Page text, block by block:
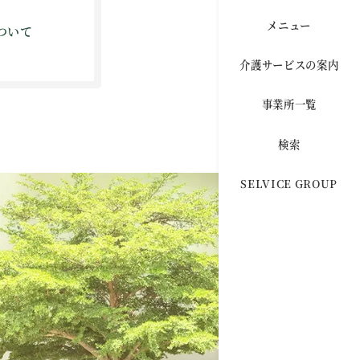
メニュー
介護サービスの案内
事業所一覧
検索
SELVICE GROUP
いて